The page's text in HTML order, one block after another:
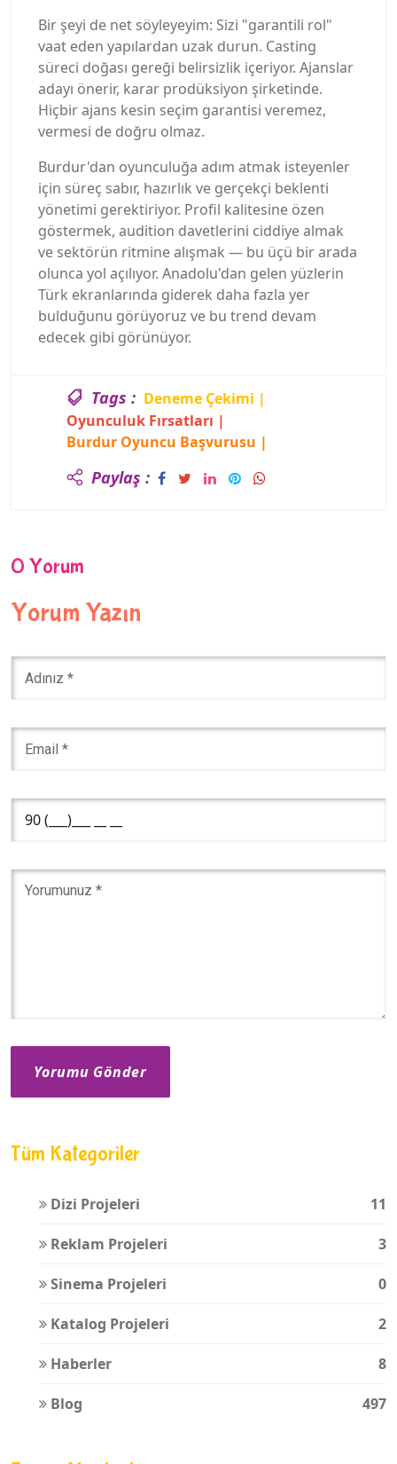
Bir şeyi de net söyleyeyim: Sizi "garantili rol"
vaat eden yapılardan uzak durun. Casting
süreci doğası gereği belirsizlik içeriyor. Ajanslar
adayı önerir, karar prodüksiyon şirketinde.
Hiçbir ajans kesin seçim garantisi veremez,
vermesi de doğru olmaz.
Burdur'dan oyunculuğa adım atmak isteyenler
için süreç sabır, hazırlık ve gerçekçi beklenti
yönetimi gerektiriyor. Profil kalitesine özen
göstermek, audition davetlerini ciddiye almak
ve sektörün ritmine alışmak — bu üçü bir arada
olunca yol açılıyor. Anadolu'dan gelen yüzlerin
Türk ekranlarında giderek daha fazla yer
bulduğunu görüyoruz ve bu trend devam
edecek gibi görünüyor.
Tags : Deneme Çekimi |
Oyunculuk Fırsatları |
Burdur Oyuncu Başvurusu |
Audition Hazırlığı |
Bölgesel Prodüksiyon |
Paylaş :
0 Yorum
Yorum Yazın
Yorumu Gönder
Tüm Kategoriler
Dizi Projeleri 11
Reklam Projeleri 3
Sinema Projeleri 0
Katalog Projeleri 2
Haberler 8
Blog 497